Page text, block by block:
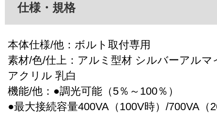
仕様・規格
本体仕様/他：ボルト取付専用
素材/色/仕上：アルミ型材 シルバーアルマ
アクリル 乳白
機能/他：●調光可能（5％～100％）
●最大接続容量400VA（100V時）/700VA（